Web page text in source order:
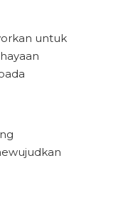
untuk